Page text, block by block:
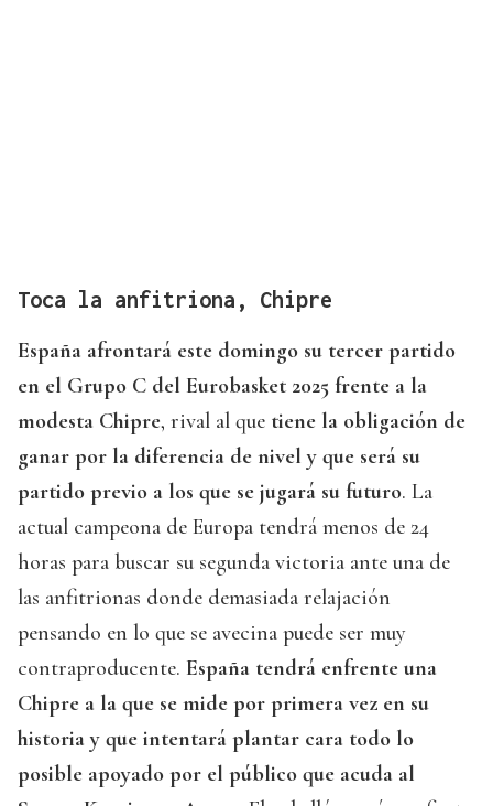
Toca la anfitriona, Chipre
España afrontará este domingo su tercer partido
en el Grupo C del Eurobasket 2025 frente a la
modesta Chipre, rival al que tiene la obligación de
ganar por la diferencia de nivel y que será su
partido previo a los que se jugará su futuro. La
actual campeona de Europa tendrá menos de 24
horas para buscar su segunda victoria ante una de
las anfitrionas donde demasiada relajación
pensando en lo que se avecina puede ser muy
contraproducente. España tendrá enfrente una
Chipre a la que se mide por primera vez en su
historia y que intentará plantar cara todo lo
posible apoyado por el público que acuda al